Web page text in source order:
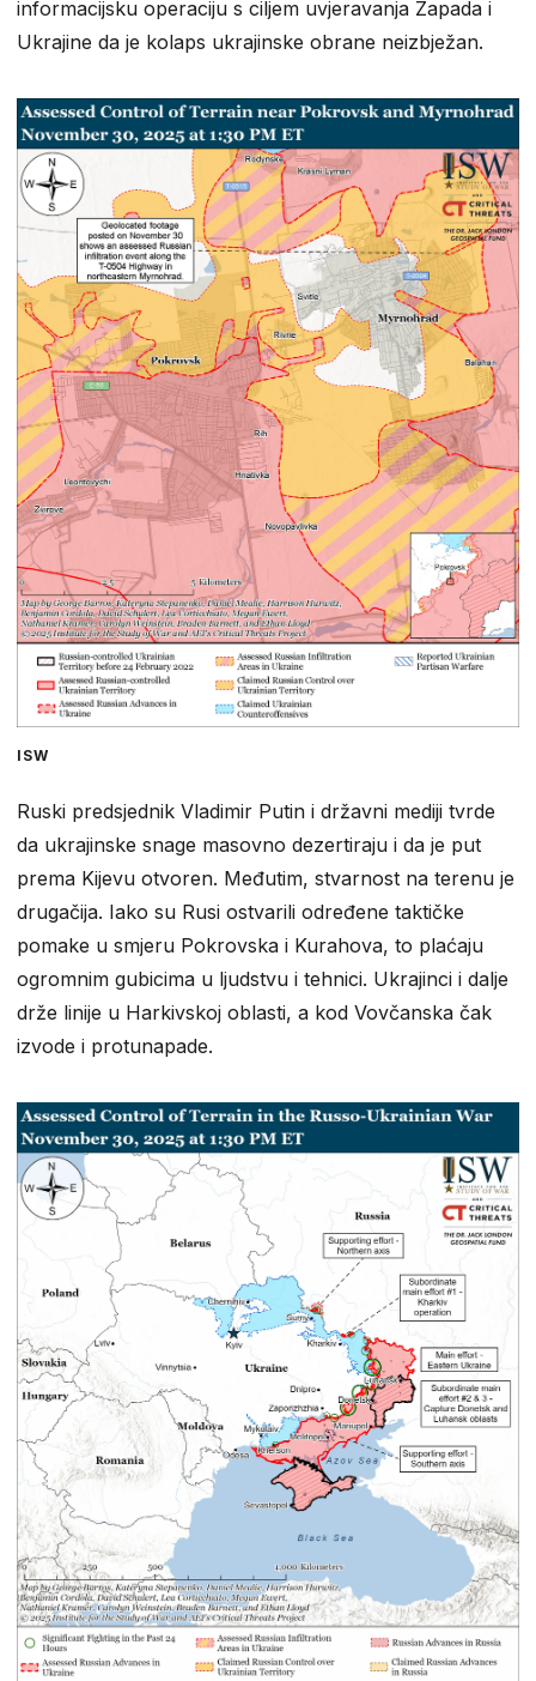
informacijsku operaciju s ciljem uvjeravanja Zapada i
Ukrajine da je kolaps ukrajinske obrane neizbježan.
ISW
Ruski predsjednik Vladimir Putin i državni mediji tvrde
da ukrajinske snage masovno dezertiraju i da je put
prema Kijevu otvoren. Međutim, stvarnost na terenu je
drugačija. Iako su Rusi ostvarili određene taktičke
pomake u smjeru Pokrovska i Kurahova, to plaćaju
ogromnim gubicima u ljudstvu i tehnici. Ukrajinci i dalje
drže linije u Harkivskoj oblasti, a kod Vovčanska čak
izvode i protunapade.